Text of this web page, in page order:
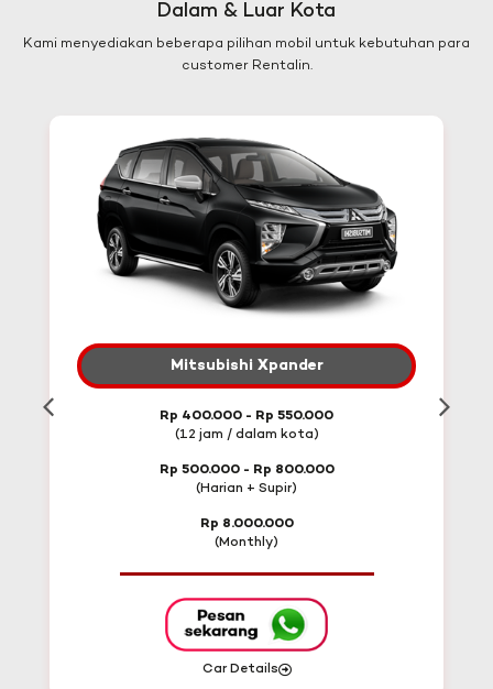
Dalam & Luar Kota
Kami menyediakan beberapa pilihan mobil untuk kebutuhan para
customer Rentalin.
Mitsubishi Xpander
Rp 400.000 - Rp 550.000
(12 jam / dalam kota)
Rp 500.000 - Rp 800.000
(Harian + Supir)
Rp 8.000.000
(Monthly)
Car Details